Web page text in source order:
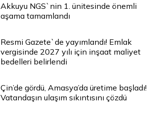
Akkuyu NGS`nin 1. ünitesinde önemli
aşama tamamlandı
Resmi Gazete`de yayımlandı! Emlak
vergisinde 2027 yılı için inşaat maliyet
bedelleri belirlendi
Çin’de gördü, Amasya’da üretime başladı!
Vatandaşın ulaşım sıkıntısını çözdü